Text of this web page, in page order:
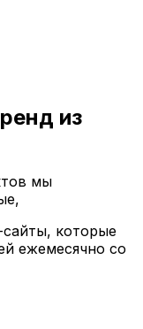
из
мы
которые
ежемесячно со